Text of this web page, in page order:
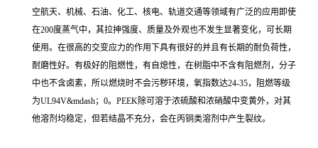
空航天、机械、石油、化工、核电、轨道交通等领域有广泛的应用即使
在200度蒸气中，其拉抻强度、质量及外观也不发生显著变化，可长期
使用。在很高的交变应力的作用下具有很好的并且有长期的耐负荷性，
耐磨性好。有极好的阻燃性，有自熄性，在树脂中不含有阻燃剂，分子
中也不含卤素，所以燃烧时不会污秽环境，氧指数达24-35，阻燃等级
为UL94V&mdash；0。PEEK除可溶于浓硫酸和浓硝酸中变黄外，对其
他溶剂均稳定，但若结晶不充分，会在丙铜类溶剂中产生裂纹。